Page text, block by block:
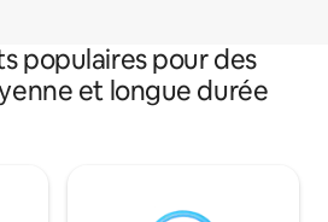
populaires pour des
et longue durée